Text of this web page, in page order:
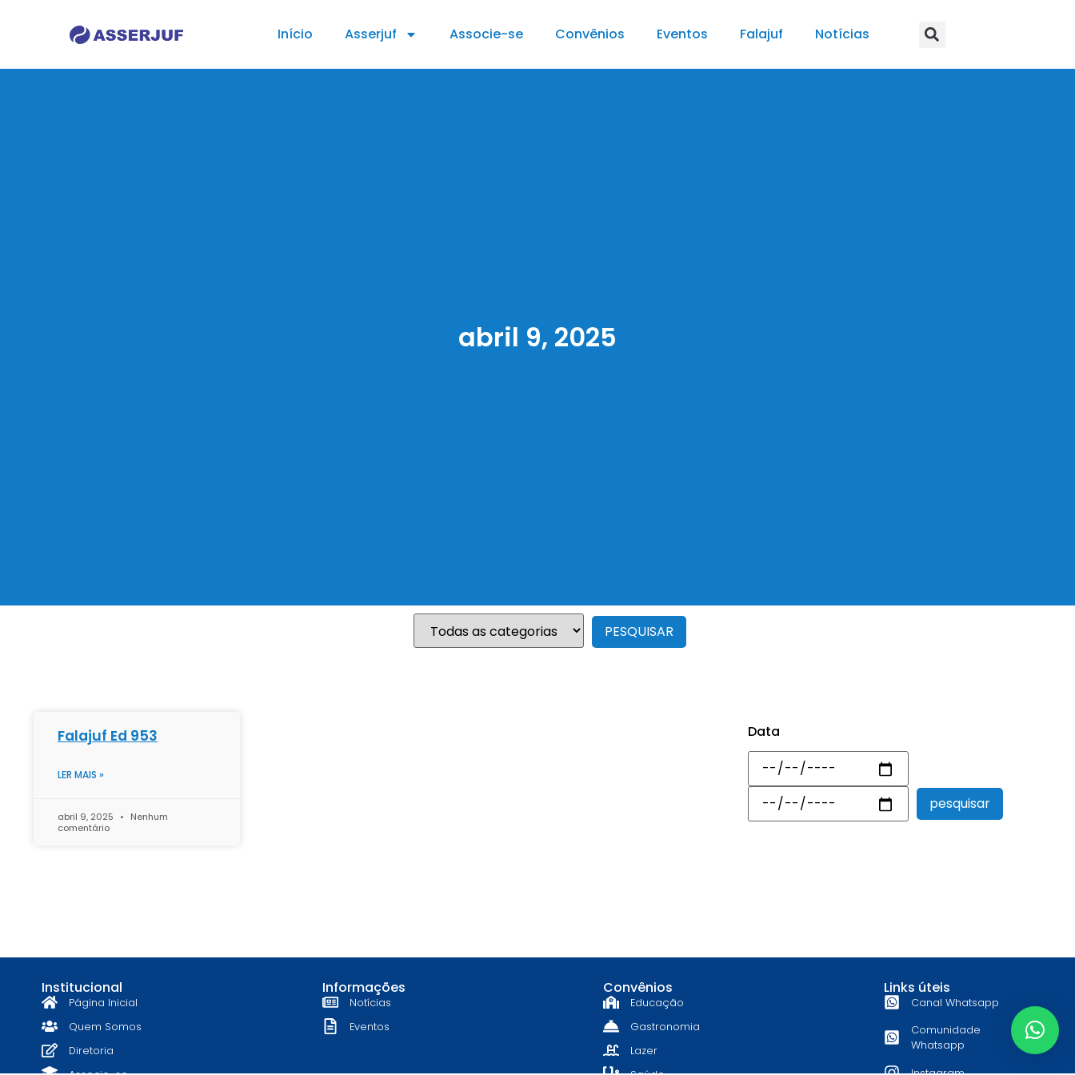
Início Asserjuf Associe-se Convênios Eventos Falajuf Notícias
abril 9, 2025
Falajuf Ed 953
LER MAIS »
abril 9, 2025
Nenhum
comentário
Data
Institucional
Página Inicial
Quem Somos
Diretoria
Informações
Notícias
Eventos
Convênios
Educação
Gastronomia
Lazer
Links úteis
Canal Whatsapp
Comunidade
Whatsapp